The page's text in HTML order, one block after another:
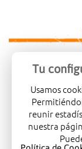
Aviso legal
Tu
Usamos
reunir
nuestra